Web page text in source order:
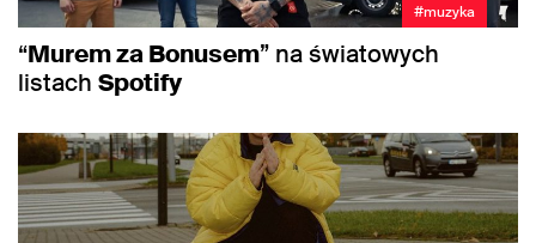
#muzyka
“Murem za Bonusem” na światowych
listach Spotify